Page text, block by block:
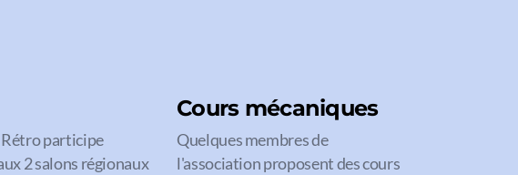
participe
2 salons régionaux
Cours mécaniques
Quelques membres de
l'association proposent des cours